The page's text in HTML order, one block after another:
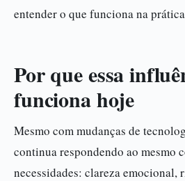
entender o que funciona na
Por que essa
funciona hoje
Mesmo com mudanças de
continua respondendo ao mesmo
necessidades: clareza emocional,